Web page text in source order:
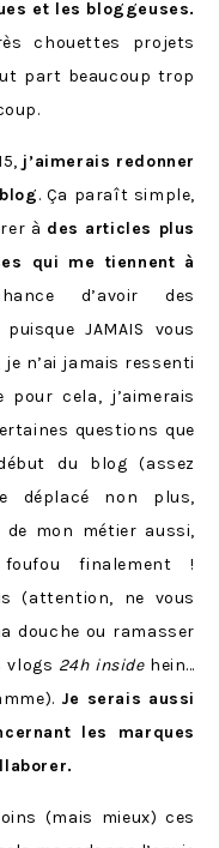
et les bloggeuses.
chouettes projets
part beaucoup trop
j’aimerais redonner
. Ça paraît simple,
à des articles plus
qui me tiennent à
d’avoir des
JAMAIS vous
je n’ai jamais ressenti
pour cela, j’aimerais
questions que
du blog (assez
déplacé non plus,
de mon métier aussi,
finalement !
(attention, ne vous
douche ou ramasser
vlogs 24h insidehein…
Je serais aussi
les marques
(mais mieux) ces